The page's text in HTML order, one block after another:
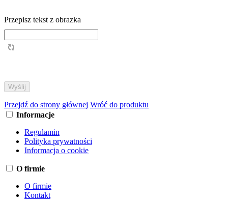
Przepisz tekst z obrazka
Przejdź do strony głównej Wróć do produktu
Informacje
Regulamin
Polityka prywatności
Informacja o cookie
O firmie
O firmie
Kontakt